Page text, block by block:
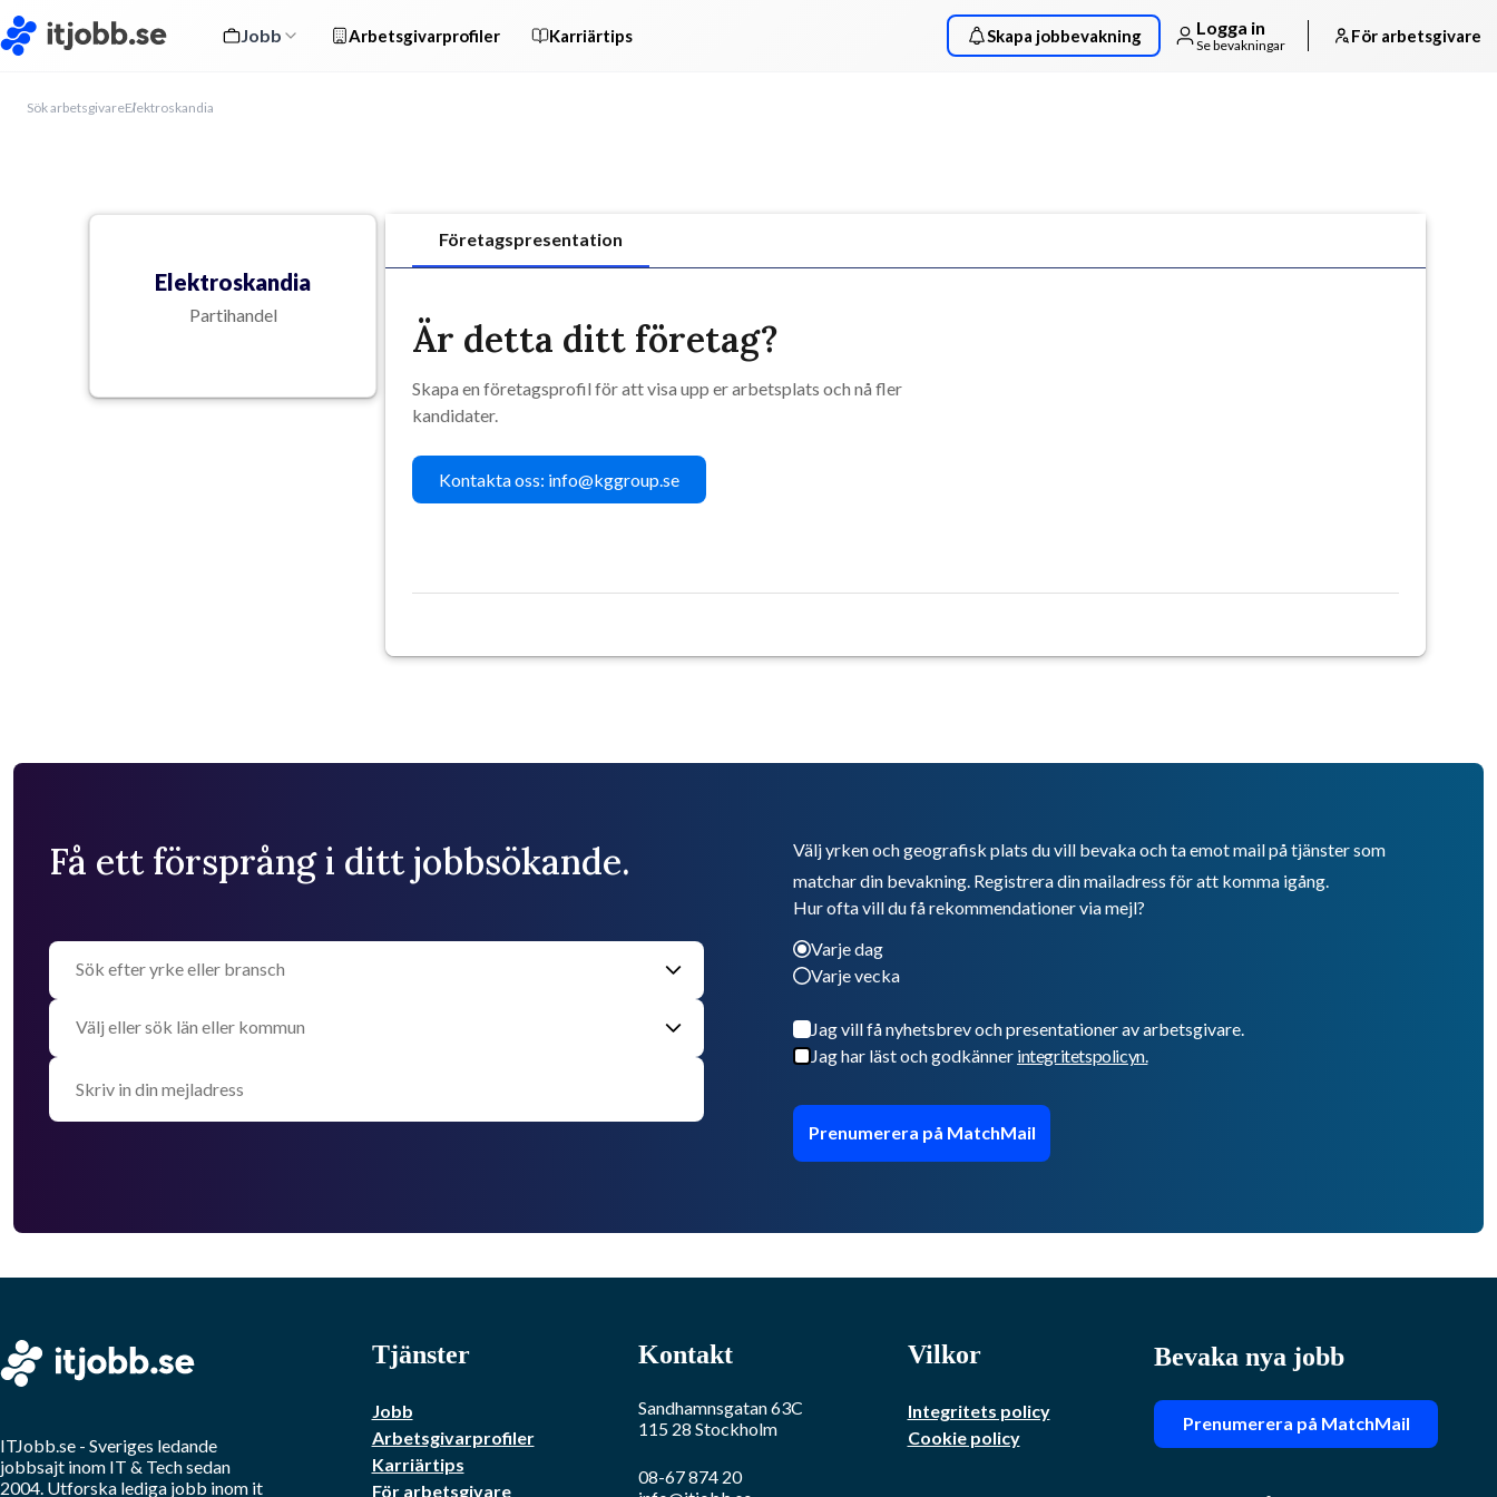
Jobb Arbetsgivarprofiler Karriärtips Skapa jobbevakning Logga in
Se bevakningar För arbetsgivare
Sök arbetsgivareElektroskandia
Elektroskandia
Partihandel
Företagspresentation
Är detta ditt företag?
Skapa en företagsprofil för att visa upp er arbetsplats och nå fler
kandidater.
Kontakta oss: info@kggroup.se
Få ett försprång i ditt jobbsökande.
Välj yrken och geografisk plats du vill bevaka och ta emot mail på tjänster som
matchar din bevakning. Registrera din mailadress för att komma igång.
Hur ofta vill du få rekommendationer via mejl?
Varje dag
Varje vecka
Jag vill få nyhetsbrev och presentationer av arbetsgivare.
Jag har läst och godkänner integritetspolicyn.
Prenumerera på MatchMail
ITJobb.se - Sveriges ledande
jobbsajt inom IT & Techsedan
2004. Utforska lediga jobb inom it
Tjänster
Jobb
Arbetsgivarprofiler
Karriärtips
För arbetsgivare
Kontakt
Sandhamnsgatan 63C
115 28 Stockholm
08-67 874 20
Vilkor
Integritets policy
Cookie policy
Bevaka nya jobb
Prenumerera på MatchMail